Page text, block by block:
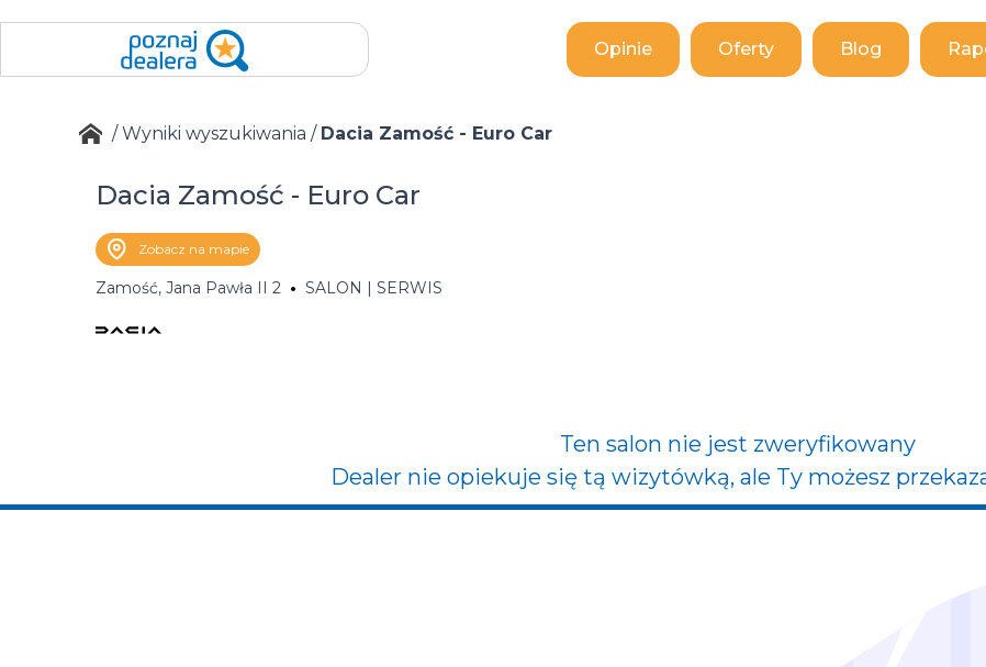
Opinie Oferty Blog
/Wyniki wyszukiwania / Dacia Zamość - Euro Car
Dacia Zamość - Euro Car
Zobacz na mapie
Zamość, Jana Pawła II 2 SALON | SERWIS
Ten salon nie jest zweryfikowany
Dealer nie opiekuje się tą wizytówką, ale Ty możesz